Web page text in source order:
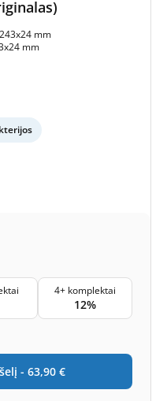
mm
mm
4+ komplektai
12%
- 63,90 €